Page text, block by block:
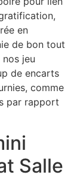
en
de bon tout
jeu
de encarts
comme
par rapport
Salle